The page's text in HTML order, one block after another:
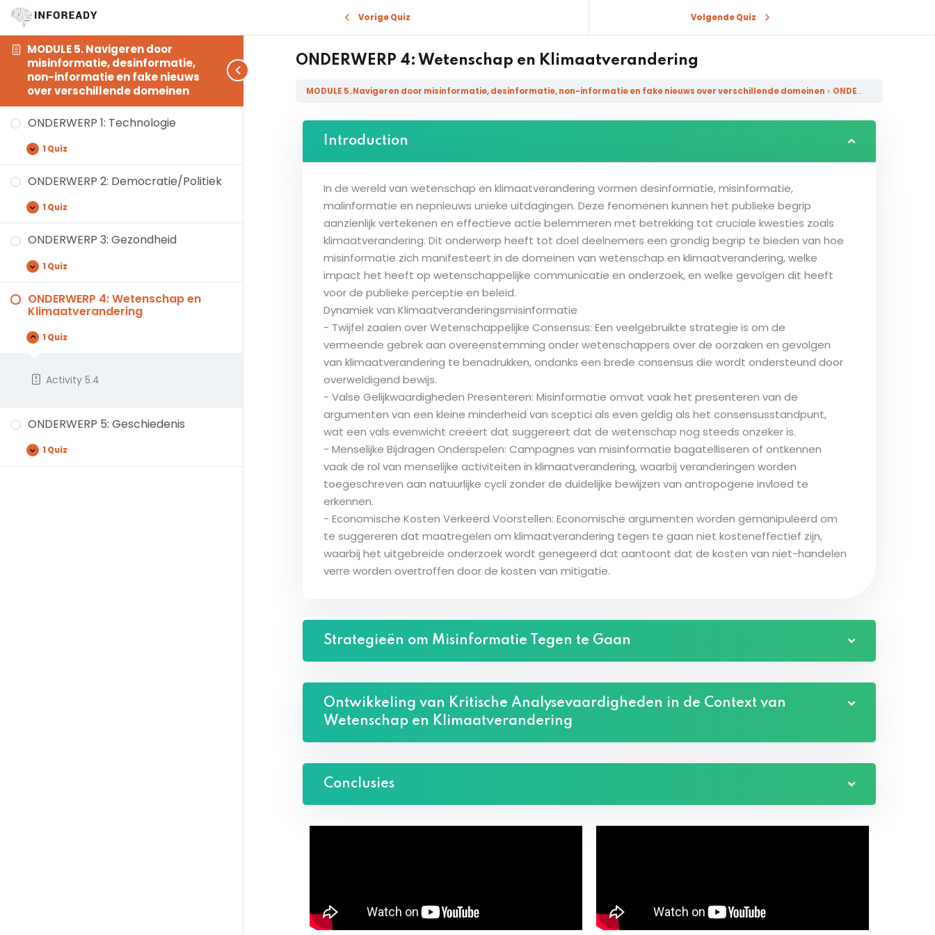
MODULE 5. Navigeren door
misinformatie, desinformatie,
non-informatie en fake nieuws
over verschillende domeinen
ONDERWERP 1: Technologie
1 Quiz
ONDERWERP 2: Democratie/Politiek
1 Quiz
ONDERWERP 3: Gezondheid
1 Quiz
ONDERWERP 4: Wetenschap en
Klimaatverandering
1 Quiz
Activity 5.4
ONDERWERP 5: Geschiedenis
1 Quiz
Vorige Quiz Volgende Quiz
ONDERWERP 4: Wetenschap en Klimaatverandering
MODULE 5. Navigeren door misinformatie, desinformatie, non-informatie en fake nieuws over verschillende domeinen ONDERWERP 4: Wetenschap en Klimaatverandering
Introduction
In de wereld van wetenschap en klimaatverandering vormen desinformatie, misinformatie,
malinformatie en nepnieuws unieke uitdagingen. Deze fenomenen kunnen het publieke begrip
aanzienlijk vertekenen en effectieve actie belemmeren met betrekking tot cruciale kwesties zoals
klimaatverandering. Dit onderwerp heeft tot doel deelnemers een grondig begrip te bieden van hoe
misinformatie zich manifesteert in de domeinen van wetenschap en klimaatverandering, welke
impact het heeft op wetenschappelijke communicatie en onderzoek, en welke gevolgen dit heeft
voor de publieke perceptie en beleid.
Dynamiek van Klimaatveranderingsmisinformatie
- Twijfel zaaien over Wetenschappelijke Consensus: Een veelgebruikte strategie is om de
vermeende gebrek aan overeenstemming onder wetenschappers over de oorzaken en gevolgen
van klimaatverandering te benadrukken, ondanks een brede consensus die wordt ondersteund door
overweldigend bewijs.
- Valse Gelijkwaardigheden Presenteren: Misinformatie omvat vaak het presenteren van de
argumenten van een kleine minderheid van sceptici als even geldig als het consensusstandpunt,
wat een vals evenwicht creëert dat suggereert dat de wetenschap nog steeds onzeker is.
- Menselijke Bijdragen Onderspelen: Campagnes van misinformatie bagatelliseren of ontkennen
vaak de rol van menselijke activiteiten in klimaatverandering, waarbij veranderingen worden
toegeschreven aan natuurlijke cycli zonder de duidelijke bewijzen van antropogene invloed te
erkennen.
- Economische Kosten Verkeerd Voorstellen: Economische argumenten worden gemanipuleerd om
te suggereren dat maatregelen om klimaatverandering tegen te gaan niet kosteneffectief zijn,
waarbij het uitgebreide onderzoek wordt genegeerd dat aantoont dat de kosten van niet-handelen
verre worden overtroffen door de kosten van mitigatie.
Strategieën om Misinformatie Tegen te Gaan
Ontwikkeling van Kritische Analysevaardigheden in de Context van
Wetenschap en Klimaatverandering
Conclusies
Sign in Sign up
Don’t have an account? Sign up
Remember me Lost your password?